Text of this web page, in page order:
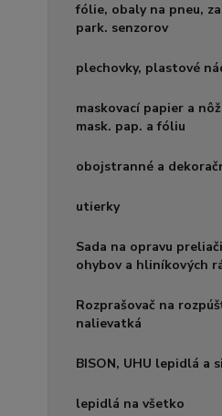
fólie, obaly na pneu,
park. senzorov
plechovky, plastové
maskovací papier a
mask. pap. a fóliu
obojstranné a
utierky
Sada na opravu
ohybov a hliníkových
Rozprašovač na
nalievatká
BISON, UHU lepidlá a
lepidlá na všetko